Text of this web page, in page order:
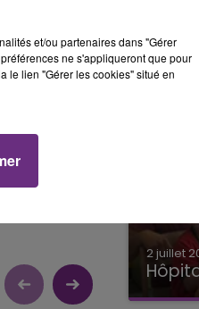
dans la
Soiree
2 juillet
et/ou partenaires dans "Gérer
ne s'appliqueront que pour
le lien "Gérer les cookies" situé en